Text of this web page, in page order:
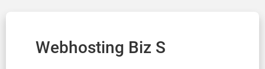
Webhosting Biz S